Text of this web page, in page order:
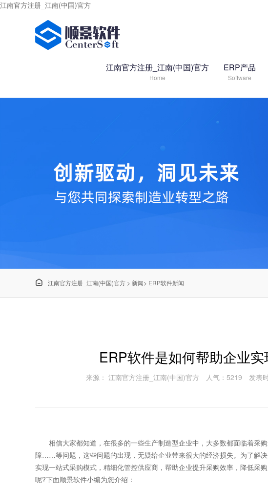
江南官方注册_江南(中国)官方
江南官方注册_江南(中国)官方
Home
ERP产品
Software
 江南官方注册_江南(中国)官方 > 新闻> ERP软件新闻
ERP软件是如何帮助企业
来源： 江南官方注册_江南(中国)官方 人气：5219 发表
相信大家都知道，在很多的一些生产制造型企业中，大多数都面临着采
障……等问题，这些问题的出现，无疑给企业带来很大的经济损失。为了解
实现一站式采购模式，精细化管控供应商，帮助企业提升采购效率，降低采
呢?下面顺景软件小编为您介绍：